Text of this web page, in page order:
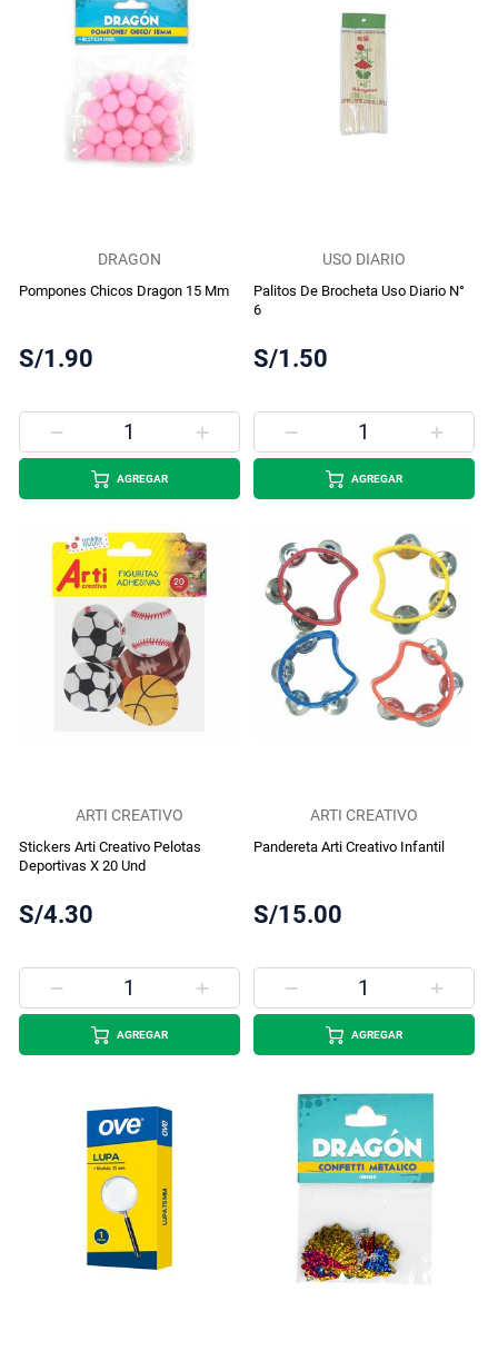
DRAGON
Pompones Chicos Dragon 15 Mm
S/1.90
AGREGAR
USO DIARIO
Palitos De Brocheta Uso Diario N°
6
S/1.50
AGREGAR
ARTI CREATIVO
Stickers Arti Creativo Pelotas
Deportivas X 20 Und
S/4.30
AGREGAR
ARTI CREATIVO
Pandereta Arti Creativo Infantil
S/15.00
AGREGAR